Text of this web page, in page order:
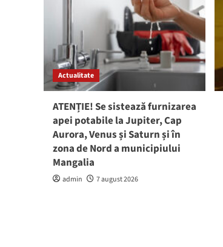
Actualitate
ATENȚIE! Se sistează furnizarea
apei potabile la Jupiter, Cap
Aurora, Venus și Saturn și în
zona de Nord a municipiului
Mangalia
admin 7 august 2026